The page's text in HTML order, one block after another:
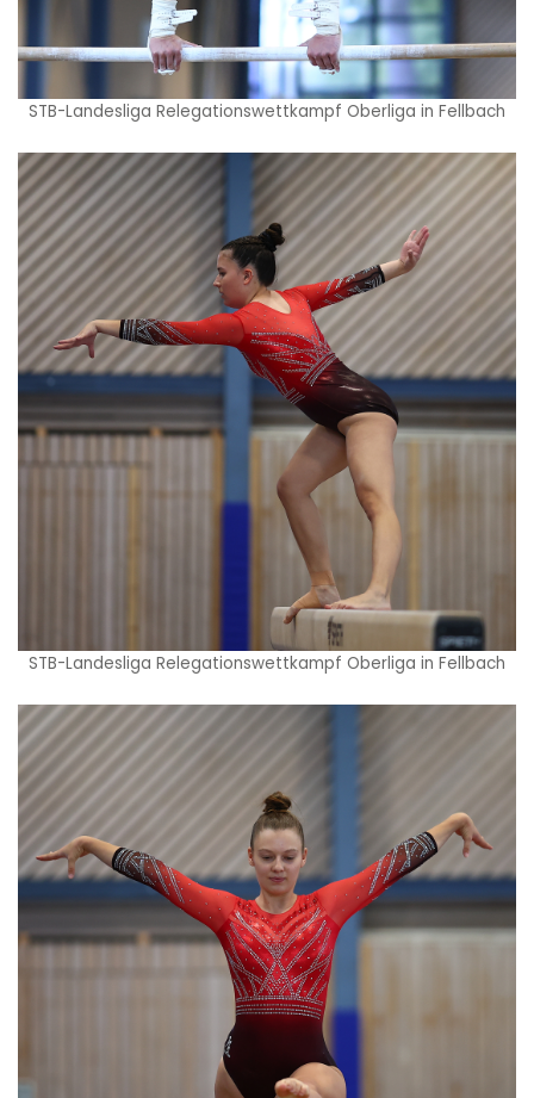
STB-Landesliga Relegationswettkampf Oberliga in Fellbach
STB-Landesliga Relegationswettkampf Oberliga in Fellbach